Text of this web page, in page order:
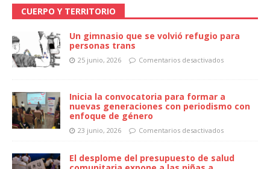
CUERPO Y TERRITORIO
Un gimnasio que se volvió refugio para
personas trans
25 junio, 2026 Comentarios desactivados
Inicia la convocatoria para formar a
nuevas generaciones con periodismo con
enfoque de género
23 junio, 2026 Comentarios desactivados
El desplome del presupuesto de salud